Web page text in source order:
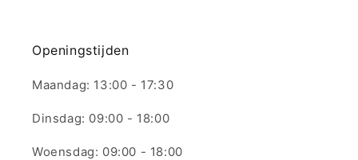
Openingstijden
Maandag: 13:00 - 17:30
Dinsdag: 09:00 - 18:00
Woensdag: 09:00 - 18:00